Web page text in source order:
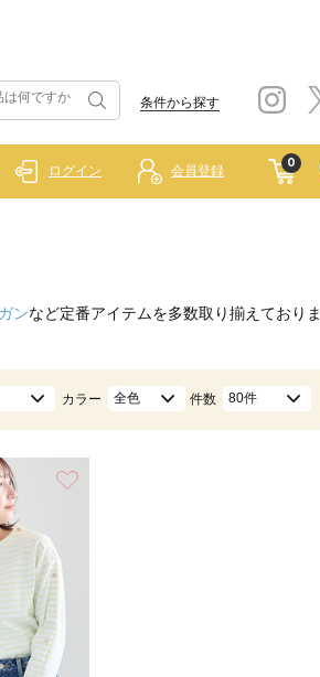
条件から探す
0
ログイン 会員登録
ンなど定番アイテムを多数取り揃えておりま
カラー 全色 件数 80件